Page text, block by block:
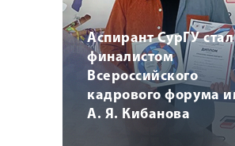
Аспирант СурГУ стал
финалистом
Всероссийского
кадрового форума
А. Я. Кибанова